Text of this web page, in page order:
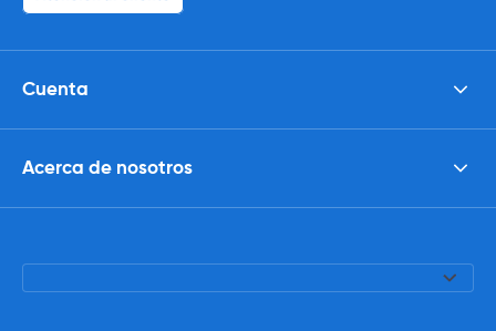
Cuenta
Acerca de nosotros